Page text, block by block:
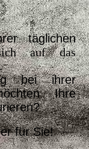
täglichen
auf das
bei ihrer
Ihre
für Sie!